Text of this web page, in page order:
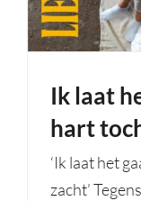
Ik laat
hart
‘Ik laat het
zacht’